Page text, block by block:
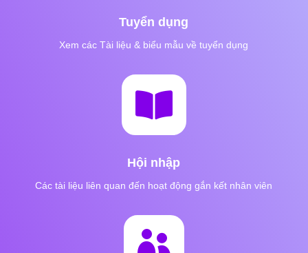
Tuyển dụng
Xem các Tài liệu & biểu mẫu về tuyển dụng

Hội nhập
Các tài liệu liên quan đến hoạt động gắn kết nhân viên
